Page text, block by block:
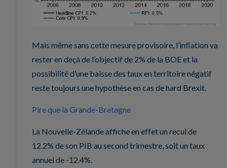
Mais même sans cette mesure provisoire, l’inflation va
rester en deçà de l’objectif de 2% de la BOE et la
possibilité d’une baisse des taux en territoire négatif
reste toujours une hypothèse en cas de hard Brexit.
Pire que la Grande-Bretagne
La Nouvelle-Zélande affiche en effet un recul de
12.2% de son PIB au second trimestre, soit un taux
annuel de -12.4%.